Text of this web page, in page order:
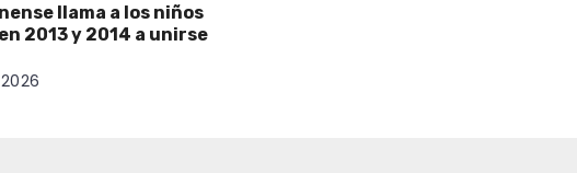
llama a los niños
2013 y 2014 a unirse